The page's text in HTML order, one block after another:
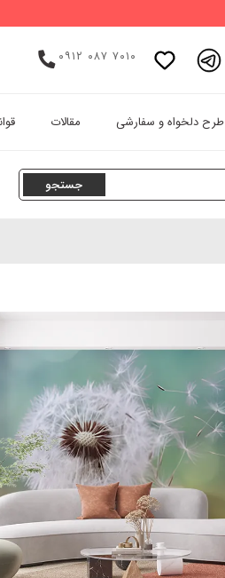
تامبلر
۰۹۱۲ ۰۸۷ ۷۰۱۰
طرح دلخواه و سفارشی مقالات